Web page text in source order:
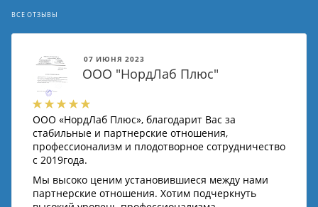
ВСЕ ОТЗЫВЫ
07 ИЮНЯ 2023
ООО "НордЛаб Плюс"
ООО «НордЛаб Плюс», благодарит Вас за
стабильные и партнерские отношения,
профессионализм и плодотворное сотрудничество
с 2019года.
Мы высоко ценим установившиеся между нами
партнерские отношения. Хотим подчеркнуть